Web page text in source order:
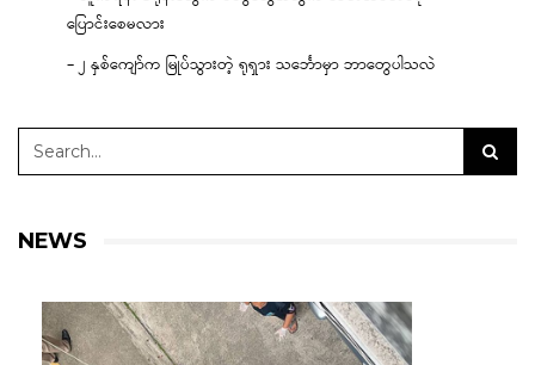
ပြောင်းစေမလား
– ၂ နှစ်ကျော်က မြုပ်သွားတဲ့ ရုရှား သင်္ဘောမှာ ဘာတွေပါသလဲ
NEWS